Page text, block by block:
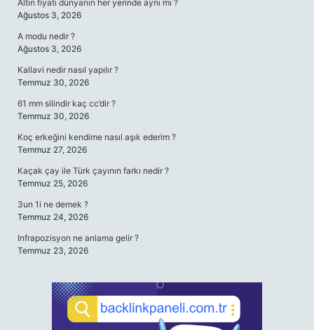
Altın fiyatı dünyanın her yerinde aynı mı ?
Ağustos 3, 2026
A modu nedir ?
Ağustos 3, 2026
Kallavi nedir nasıl yapılır ?
Temmuz 30, 2026
61 mm silindir kaç cc’dir ?
Temmuz 30, 2026
Koç erkeğini kendime nasıl aşık ederim ?
Temmuz 27, 2026
Kaçak çay ile Türk çayının farkı nedir ?
Temmuz 25, 2026
3un 1i ne demek ?
Temmuz 24, 2026
Infrapozisyon ne anlama gelir ?
Temmuz 23, 2026